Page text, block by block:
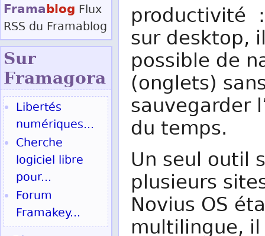
productivité
sur desktop,
possible de
(onglets)
sauvegarder
du temps.
Un seul outil
plusieurs
Novius OS
multilingue,
Framablog Flux
RSS du Framablog
Sur
Framagora
Libertés
numériques...
Cherche
logiciel libre
pour...
Forum
Framakey...